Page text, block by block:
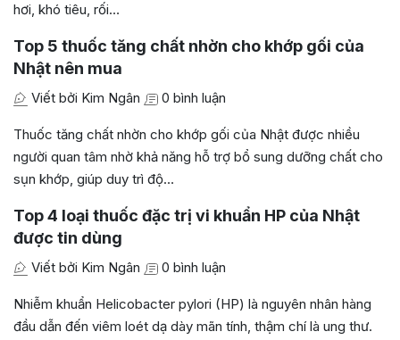
hơi, khó tiêu, rối…
Top 5 thuốc tăng chất nhờn cho khớp gối của
Nhật nên mua
Viết bởi Kim Ngân 0 bình luận
Thuốc tăng chất nhờn cho khớp gối của Nhật được nhiều
người quan tâm nhờ khả năng hỗ trợ bổ sung dưỡng chất cho
sụn khớp, giúp duy trì độ…
Top 4 loại thuốc đặc trị vi khuẩn HP của Nhật
được tin dùng
Viết bởi Kim Ngân 0 bình luận
Nhiễm khuẩn Helicobacter pylori (HP) là nguyên nhân hàng
đầu dẫn đến viêm loét dạ dày mãn tính, thậm chí là ung thư.